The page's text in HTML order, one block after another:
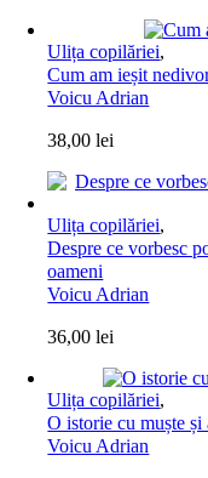
Ulița copilăriei,
Cum am ieșit
Voicu Adrian
38,00lei
Ulița copilăriei,
Despre ce vorbesc
oameni
Voicu Adrian
36,00lei
Ulița copilăriei,
O istorie cu muște
Voicu Adrian